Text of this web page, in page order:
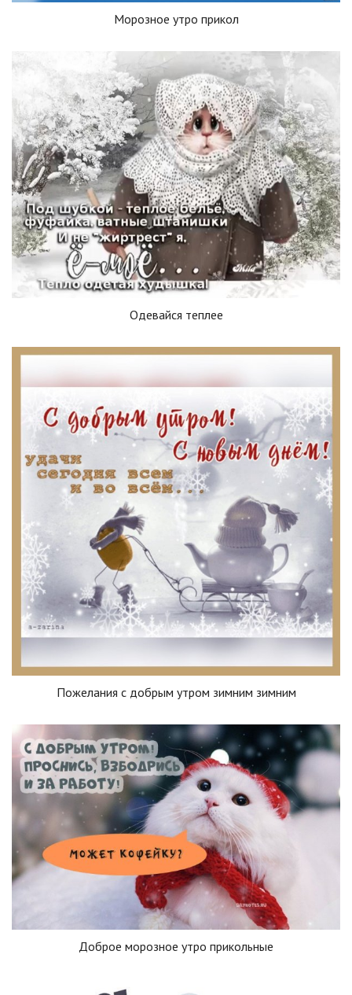
Морозное утро прикол
Одевайся теплее
Пожелания с добрым утром зимним зимним
Доброе морозное утро прикольные